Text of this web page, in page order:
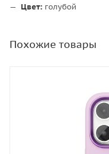
Цвет: голубой
Похожие товары